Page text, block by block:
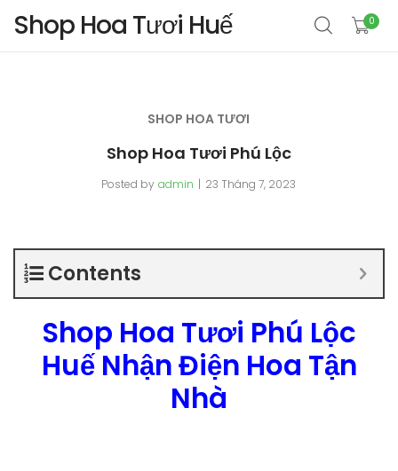
Shop Hoa Tươi Huế 0
SHOP HOA TƯƠI
Shop Hoa Tươi Phú Lộc
Posted by admin 23 Tháng 7, 2023
Contents
Shop Hoa Tươi Phú Lộc
Huế Nhận Điện Hoa Tận
Nhà